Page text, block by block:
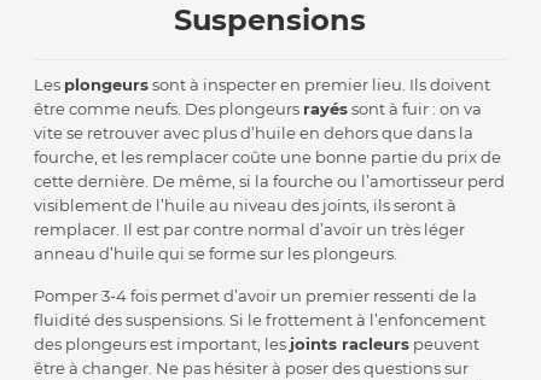
Suspensions
Les plongeurssont à inspecter en premier lieu. Ils doivent
être comme neufs. Des plongeurs rayéssont à fuir : on va
vite se retrouver avec plus d’huile en dehors que dans la
fourche, et les remplacer coûte une bonne partie du prix de
cette dernière. De même, si la fourche ou l’amortisseur perd
visiblement de l’huile au niveau des joints, ils seront à
remplacer. Il est par contre normal d’avoir un très léger
anneau d’huile qui se forme sur les plongeurs.
Pomper 3-4 fois permet d’avoir un premier ressenti de la
fluidité des suspensions. Si le frottement à l’enfoncement
des plongeurs est important, les joints racleurs peuvent
être à changer. Ne pas hésiter à poser des questions sur